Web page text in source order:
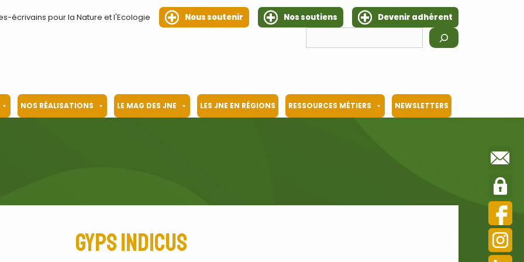
écrivains pour la Nature et l'Ecologie Nous soutenir Nos soutiens
Devenir adhérent
NOS RÉALISATIONS LE MAG DES JNE LES JNE EN RÉGIONS RESSOURCES MÉTIERS NEWSLETTERS
Gyps indicus